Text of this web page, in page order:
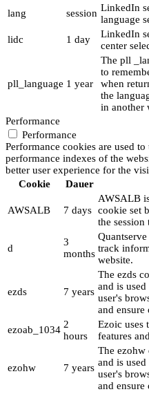
lang
session LinkedIn
language
lidc
1 day
LinkedIn
center
pll_language 1 year
The pll
to
when
the
in another
Performance
Performance
Performance cookies are used
performance indexes of the
better user experience for the
Cookie
Dauer
AWSALB 7 days
AWSALB
cookie set
the session
d
3
months track
website.
ezds 7 years
The ezds
and is
user's
and ensure
ezoab_1034 2
hours
Ezoic uses
features
ezohw 7 years
The ezohw
and is
user's
and ensure